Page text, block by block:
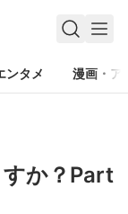
ンタメ 漫画・ア
すか？Part